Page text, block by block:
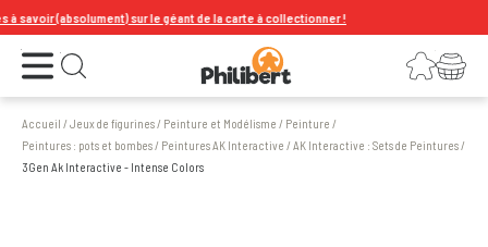
(absolument) sur le géant de la carte à collectionner !
Ouvrir le menu Ouvrir la recherche Connexion
Votre panier
Accueil /Jeux de figurines/ Peinture et Modélisme / Peinture /
Peintures : pots et bombes/ Peintures AK Interactive /AK Interactive : Sets de Peintures/
3Gen Ak Interactive - Intense Colors